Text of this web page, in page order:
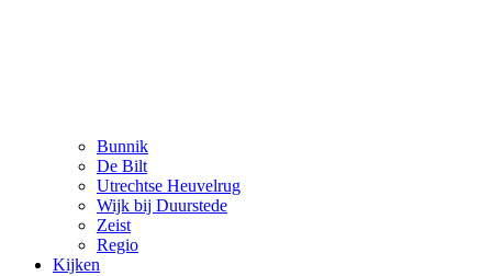
Bunnik
De Bilt
Utrechtse Heuvelrug
Wijk bij Duurstede
Zeist
Regio
Kijken